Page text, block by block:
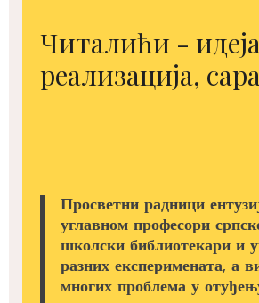
Читалићи -
реализација,
Просветни радници
углавном професори
школски библиотекари и
разних експеримената, а
многих проблема у